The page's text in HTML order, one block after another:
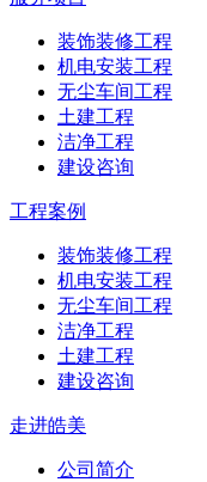
装饰装修工程
机电安装工程
无尘车间工程
土建工程
洁净工程
建设咨询
工程案例
装饰装修工程
机电安装工程
无尘车间工程
洁净工程
土建工程
建设咨询
走进皓美
公司简介